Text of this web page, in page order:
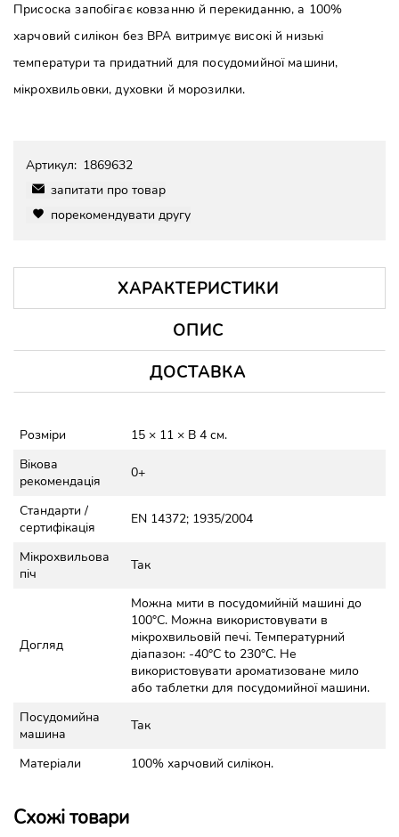
Присоска запобігає ковзанню й перекиданню, а 100%
харчовий силікон без BPA витримує високі й низькі
температури та придатний для посудомийної машини,
мікрохвильовки, духовки й морозилки.
Артикул: 1869632
запитати про товар
порекомендувати другу
ХАРАКТЕРИСТИКИ
ОПИС
ДОСТАВКА
Розміри
15 × 11 × В 4 см.
Вікова
рекомендація
0+
Стандарти /
сертифікація
EN 14372; 1935/2004
Мікрохвильова
піч
Так
Догляд
Можна мити в посудомийній машині до
100°C. Можна використовувати в
мікрохвильовій печі. Температурний
діапазон: -40°C to 230°C. Не
використовувати ароматизоване мило
або таблетки для посудомийної машини.
Посудомийна
машина
Так
Матеріали 100% харчовий силікон.
Схожі товари